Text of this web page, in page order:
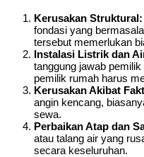
Kerusakan Struktural:
fondasi yang
tersebut memerlukan
Instalasi Listrik dan
tanggung jawab
pemilik rumah harus
Kerusakan Akibat
angin kencang,
sewa.
Perbaikan Atap dan
atau talang air yang
secara keseluruhan.